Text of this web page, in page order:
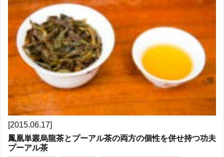
[2015.06.17]
鳳凰単叢烏龍茶とプーアル茶の両方の個性を併せ持つ功夫
プーアル茶